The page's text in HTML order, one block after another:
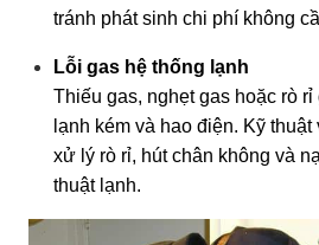
tránh phát sinh chi phí không
Lỗi gas hệ thống lạnh
Thiếu gas, nghẹt gas hoặc rò
lạnh kém và hao điện. Kỹ
xử lý rò rỉ, hút chân không và
thuật lạnh.